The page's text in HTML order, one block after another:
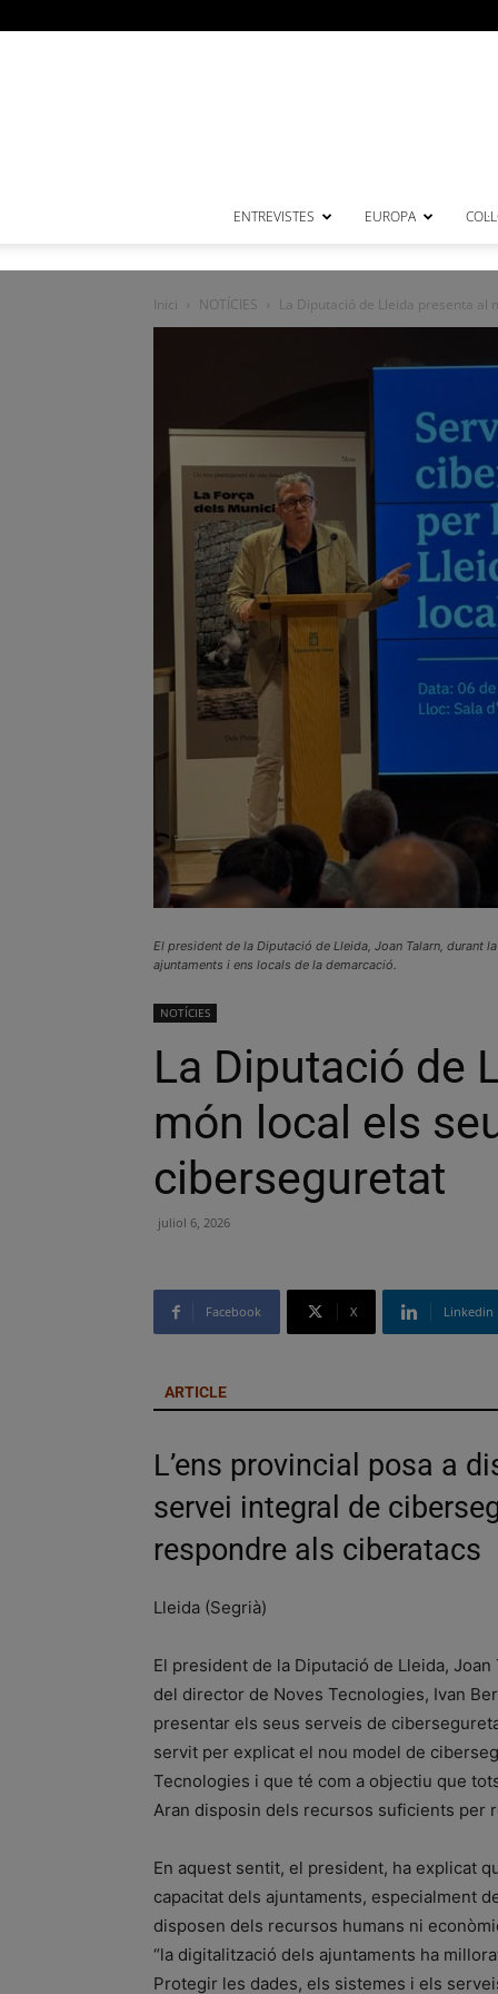
ENTREVISTES EUROPA
Inici NOTÍCIES La Diputació de Lleida presenta al
El president de la Diputació de Lleida, Joan Talarn, durant
ajuntaments i ens locals de la demarcació.
NOTÍCIES
La Diputació de
món local els
ciberseguretat
juliol 6, 2026
Facebook X Linkedin
ARTICLE
L’ens provincial posa a
servei integral de
respondre als ciberatacs
Lleida (Segrià)
El president de la Diputació de Lleida,
del director de Noves Tecnologies, Ivan
presentar els seus serveis de
servit per explicat el nou model de
Tecnologies i que té com a objectiu que
Aran disposin dels recursos suficients per
En aquest sentit, el president, ha explicat
capacitat dels ajuntaments, especialment
disposen dels recursos humans ni
“la digitalització dels ajuntaments ha
Protegir les dades, els sistemes i els